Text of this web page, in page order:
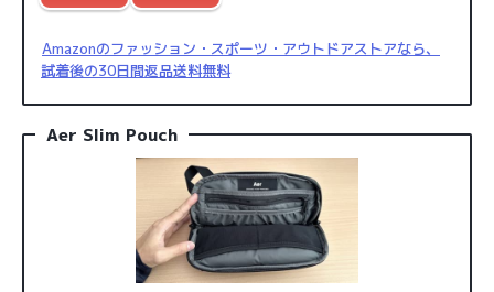
Amazonのファッション・スポーツ・アウトドアストアなら、
試着後の30日間返品送料無料
Aer Slim Pouch